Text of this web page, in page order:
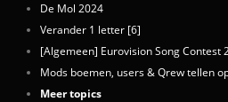
De Mol 2024
Verander 1 letter [6]
[Algemeen] Eurovision Song Contest
Mods boemen, users & Qrew tellen
Meer topics